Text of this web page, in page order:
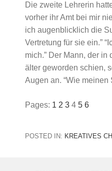
Die zweite Lehrerin
vorher ihr Amt bei mir
ich augenblicklich die
Vertretung für sie ein.”
mich.” Der Mann, der in
älter geworden schien,
Augen an. “Wie meinen
Pages: 1 2 3 4 5 6
POSTED IN: KREATIVES